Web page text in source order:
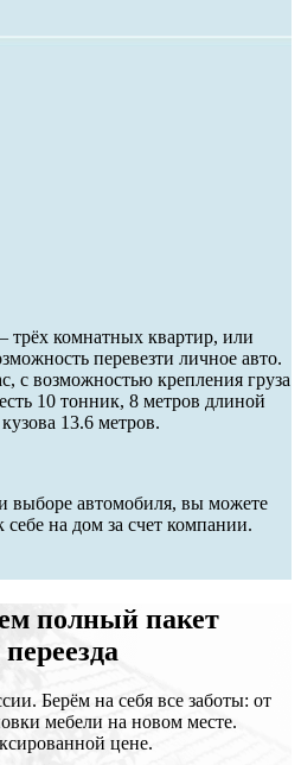
трёх комнатных квартир, или
перевезти личное авто.
с возможностью крепления груза
10 тонник, 8 метров длиной
13.6 метров.
выборе автомобиля, вы можете
себе на дом за счет компании.
полный пакет
Берём на себя все заботы: от
мебели на новом месте.
цене.